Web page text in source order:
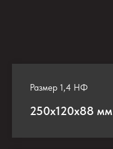
Размер 1,4 НФ
250х120х88 мм